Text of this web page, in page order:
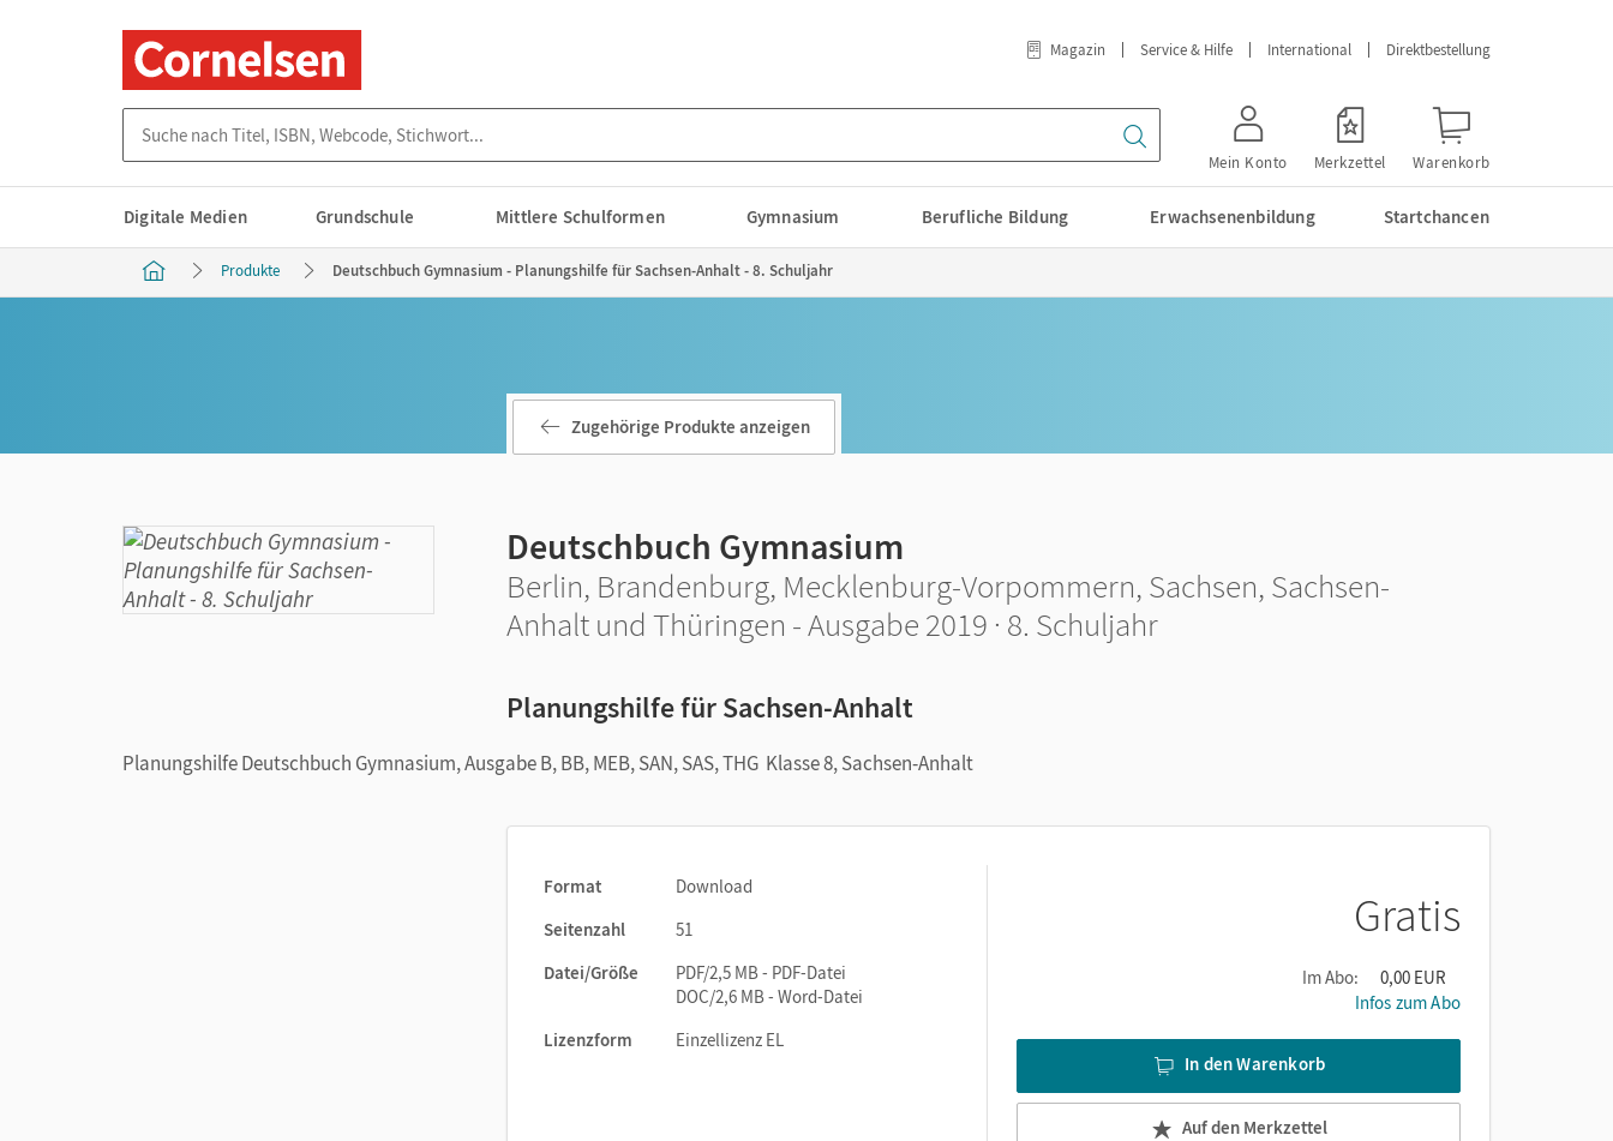
Magazin Service & Hilfe International Direktbestellung
Mein Konto Merkzettel Warenkorb
Digitale Medien Grundschule Mittlere Schulformen Gymnasium Berufliche Bildung Erwachsenenbildung Startchancen
Produkte Deutschbuch Gymnasium - Planungshilfe für Sachsen-Anhalt - 8. Schuljahr
Zugehörige Produkte anzeigen
Deutschbuch Gymnasium
Berlin, Brandenburg, Mecklenburg-Vorpommern, Sachsen, Sachsen-
Anhalt und Thüringen - Ausgabe 2019 · 8. Schuljahr
Planungshilfe für Sachsen-Anhalt
Planungshilfe Deutschbuch Gymnasium, Ausgabe B, BB, MEB, SAN, SAS, THG Klasse 8, Sachsen-Anhalt
Format
Download
Seitenzahl
51
Datei/Größe
PDF/2,5 MB - PDF-Datei
DOC/2,6 MB - Word-Datei
Lizenzform
Einzellizenz EL
Gratis
Im Abo:
0,00 EUR
Infos zum Abo
In den Warenkorb
Auf den Merkzettel